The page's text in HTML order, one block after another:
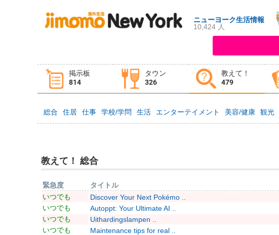
ニューヨーク生活情報
10,424 人
掲示板
814
タウン
326
教えて！
479
タウン情報 教えて！
イベント 求人
習い事
総合 住居 仕事 学校/学問 生活 エンターテイメント 美容/健康 観光
教えて！ 総合
緊急度 タイトル
いつでも
Discover Your Next Pokémo ..
いつでも
Autoppt: Your Ultimate AI ..
いつでも
Uithardingslampen ..
いつでも
Maintenance tips for real ..